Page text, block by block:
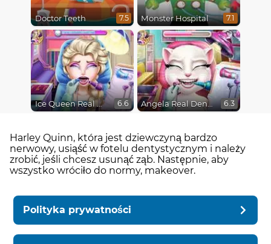
Doctor Teeth 7.5 Monster Hospital 7.1
Ice Queen Real Dentist 6.6 Angela Real Dentist 6.3
Harley Quinn, która jest dziewczyną bardzo
nerwowy, usiąść w fotelu dentystycznym i należy
zrobić, jeśli chcesz usunąć ząb. Następnie, aby
wszystko wróciło do normy, makeover.
Polityka prywatności